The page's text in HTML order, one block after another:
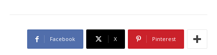
Facebook X Pinterest